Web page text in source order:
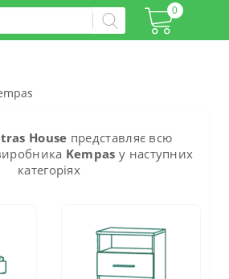
0
та ліжок
House представляє всю
Kempas у наступних
категоріях